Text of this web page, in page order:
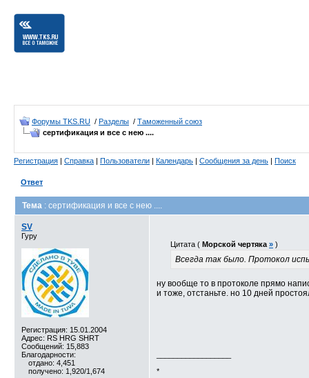
Форумы TKS.RU / Разделы / Таможенный союз
сертификация и все с нею ....
Регистрация | Справка | Пользователи | Календарь | Сообщения за день | Поиск
Ответ
Тема : сертификация и все с нею ....
SV
Гуру
Регистрация: 15.01.2004
Адрес: RS HRG SHRT
Сообщений: 15,883
Благодарности:
отдано: 4,451
получено: 1,920/1,674
Цитата ( Морской чертяка » )
Всегда так было. Протокол
ну вообще то в протоколе прямо
и тоже, отстаньте. но 10 дней
*